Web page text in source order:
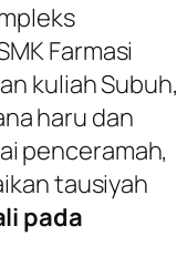
Farmasi
kuliah Subuh,
haru dan
penceramah,
tausiyah
pada